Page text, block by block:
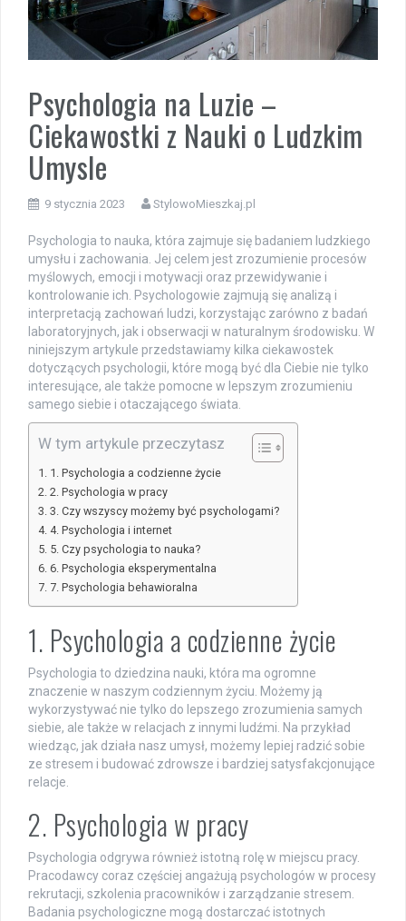
Psychologia na Luzie –
Ciekawostki z Nauki o Ludzkim
Umysle
9 stycznia 2023 StylowoMieszkaj.pl
Psychologia to nauka, która zajmuje się badaniem ludzkiego
umysłu i zachowania. Jej celem jest zrozumienie procesów
myślowych, emocji i motywacji oraz przewidywanie i
kontrolowanie ich. Psychologowie zajmują się analizą i
interpretacją zachowań ludzi, korzystając zarówno z badań
laboratoryjnych, jak i obserwacji w naturalnym środowisku. W
niniejszym artykule przedstawiamy kilka ciekawostek
dotyczących psychologii, które mogą być dla Ciebie nie tylko
interesujące, ale także pomocne w lepszym zrozumieniu
samego siebie i otaczającego świata.
W tym artykule przeczytasz
1. Psychologia a codzienne życie
2. Psychologia w pracy
3. Czy wszyscy możemy być psychologami?
4. Psychologia i internet
5. Czy psychologia to nauka?
6. Psychologia eksperymentalna
7. Psychologia behawioralna
1. Psychologia a codzienne życie
Psychologia to dziedzina nauki, która ma ogromne
znaczenie w naszym codziennym życiu. Możemy ją
wykorzystywać nie tylko do lepszego zrozumienia samych
siebie, ale także w relacjach z innymi ludźmi. Na przykład
wiedząc, jak działa nasz umysł, możemy lepiej radzić sobie
ze stresem i budować zdrowsze i bardziej satysfakcjonujące
relacje.
2. Psychologia w pracy
Psychologia odgrywa również istotną rolę w miejscu pracy.
Pracodawcy coraz częściej angażują psychologów w procesy
rekrutacji, szkolenia pracowników i zarządzanie stresem.
Badania psychologiczne mogą dostarczać istotnych